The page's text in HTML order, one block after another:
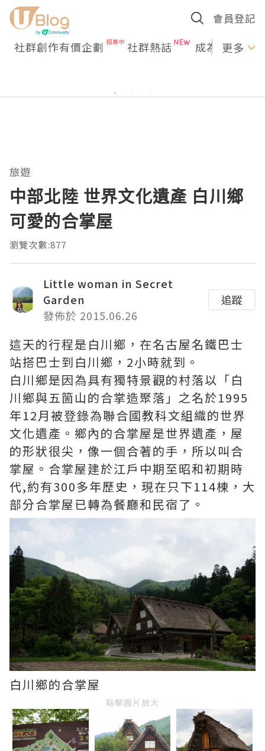
會員登記
社群創作有價企劃 社群熱話 成為U更多
旅遊
中部北陸 世界文化遺產 白川鄉
可愛的合掌屋
瀏覽次數:877
Little woman in Secret
Garden
發佈於 2015.06.26
追蹤
這天的行程是白川鄉，在名古屋名鐵巴士
站搭巴士到白川鄉，2小時就到。
白川鄉是因為具有獨特景觀的村落以「白
川鄉與五箇山的合掌造聚落」之名於1995
年12月被登錄為聯合國教科文組織的世界
文化遺產。鄉內的合掌屋是世界遺產，屋
的形狀很尖，像一個合著的手，所以叫合
掌屋。合掌屋建於江戶中期至昭和初期時
代,約有300多年歷史，現在只下114棟，大
部分合掌屋已轉為餐廳和民宿了。
白川鄉的合掌屋
點擊圖片放大